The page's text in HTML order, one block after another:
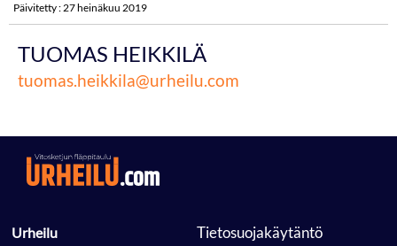
Päivitetty : 27 heinäkuu 2019
TUOMAS HEIKKILÄ
tuomas.heikkila@urheilu.com
Urheilu
Tietosuojakäytäntö